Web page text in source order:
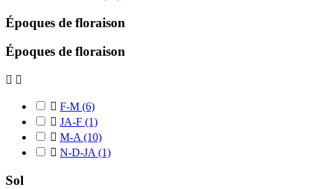
Époques de floraison
Époques de floraison
 
 F-M (6)
 JA-F (1)
 M-A (10)
 N-D-JA (1)
Sol